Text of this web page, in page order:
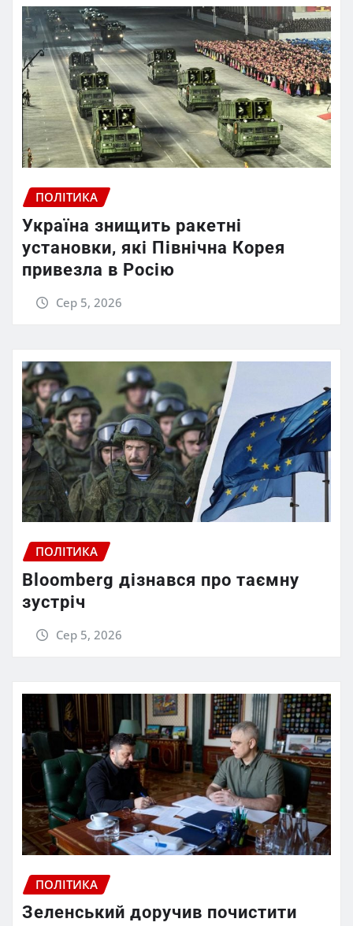
ПОЛІТИКА
Україна знищить ракетні
установки, які Північна Корея
привезла в Росію
Сер 5, 2026
ПОЛІТИКА
Bloomberg дізнався про таємну
зустріч
Сер 5, 2026
ПОЛІТИКА
Зеленський доручив почистити